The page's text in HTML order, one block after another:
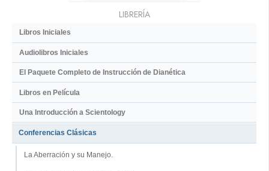
LIBRERÍA
Libros Iniciales
Audiolibros Iniciales
El Paquete Completo de Instrucción de Dianética
Libros en Película
Una Introducción a Scientology
Conferencias Clásicas
La Aberración y su Manejo.